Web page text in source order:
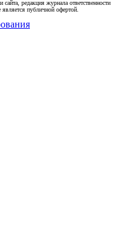
редакция журнала ответственности
публичной офертой.